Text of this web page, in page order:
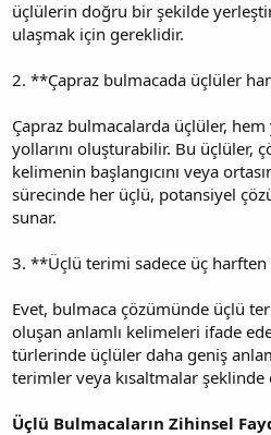
üçlülerin doğru bir şekilde
ulaşmak için gereklidir.
2. **Çapraz bulmacada üçlüler
Çapraz bulmacalarda üçlüler,
yollarını oluşturabilir. Bu üçlüler,
kelimenin başlangıcını veya
sürecinde her üçlü, potansiyel
sunar.
3. **Üçlü terimi sadece üç
Evet, bulmaca çözümünde üçlü
oluşan anlamlı kelimeleri ifade
türlerinde üçlüler daha geniş
terimler veya kısaltmalar şeklinde
Üçlü Bulmacaların Zihinsel